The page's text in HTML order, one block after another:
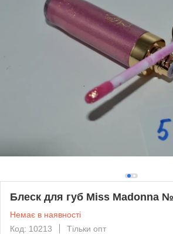
Блеск для губ Miss Madonna
Немає в наявності
Код: 10213
Тільки опт